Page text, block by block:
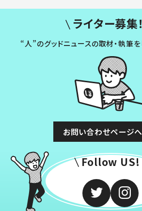
ライター募集！
“人”のグッドニュースの取材・執筆
お問い合わせページへ
Follow US!